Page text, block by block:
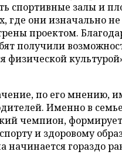
спортивные залы и
где они изначально
проектом.
получили
физической
по его мнению,
Именно в
чемпион,
и здоровому
начинается гораздо